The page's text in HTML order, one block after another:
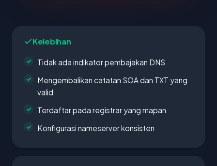
Kelebihan
Tidak ada indikator pembajakan DNS
Mengembalikan catatan SOA dan TXT yang
valid
Terdaftar pada registrar yang mapan
Konfigurasi nameserver konsisten